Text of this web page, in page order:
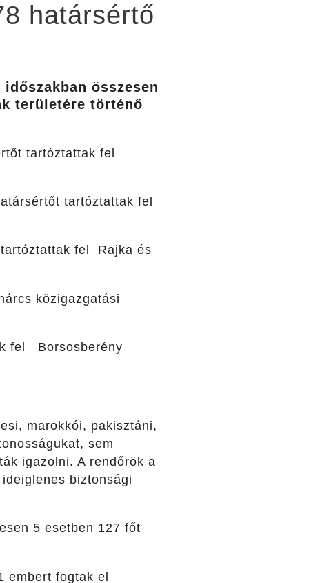
határsértő
összesen
területére történő
tartóztattak fel
tartóztattak fel
fel Rajka és
közigazgatási
fel Borsosberény
marokkói, pakisztáni,
sem
igazolni. A rendőrök a
biztonsági
5 esetben 127 főt
embert fogtak el